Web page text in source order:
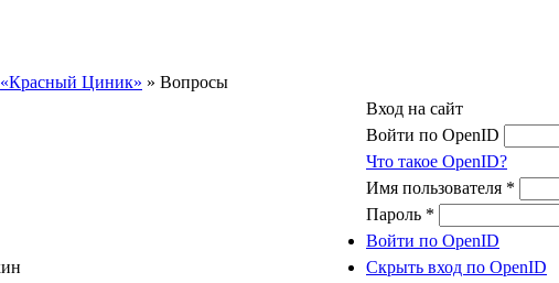
«Красный Циник» » Вопросы
Вход на сайт
Войти по OpenID
Что такое OpenID?
Имя пользователя *
Пароль *
Войти по OpenID
Скрыть вход по OpenID